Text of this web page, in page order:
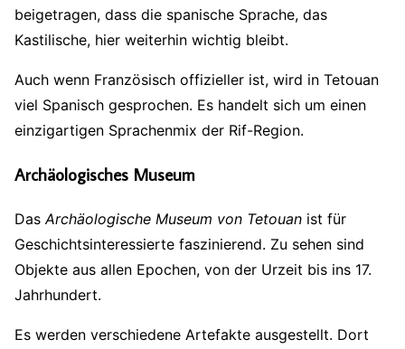
beigetragen, dass die spanische Sprache, das
Kastilische, hier weiterhin wichtig bleibt.
Auch wenn Französisch offizieller ist, wird in Tetouan
viel Spanisch gesprochen. Es handelt sich um einen
einzigartigen Sprachenmix der Rif-Region.
Archäologisches Museum
Das Archäologische Museum von Tetouan ist für
Geschichtsinteressierte faszinierend. Zu sehen sind
Objekte aus allen Epochen, von der Urzeit bis ins 17.
Jahrhundert.
Es werden verschiedene Artefakte ausgestellt. Dort